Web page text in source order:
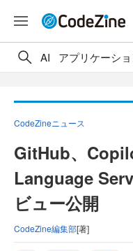
AI アプリケーシ
CodeZineニュース
GitHub、
Language
ビュー公開
CodeZine編集部[著]